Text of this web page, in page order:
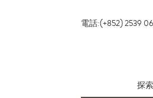
電話:(+852) 2539
探